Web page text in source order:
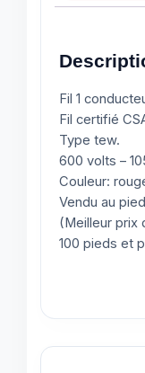
Fil 1
Fil certifié
Type tew.
600 volts –
Couleur:
Vendu au
(Meilleur prix
100 pieds et